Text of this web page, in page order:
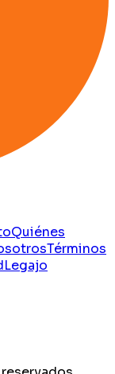
Quiénes
Términos
Legajo